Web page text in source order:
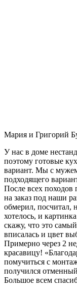
Мария и Григорий
У нас в доме
поэтому готовые
вариант. Мы с
подходящего
После всех
на заказ под наши
обмерил, посчитал,
хотелось, и
скажу, что это
вписалась и цвет
Примерно через 2
красавицу!
помучиться с
получился
Большое всем